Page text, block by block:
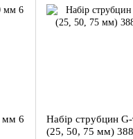
мм 6
Набір струбцин
(25, 50, 75 мм)